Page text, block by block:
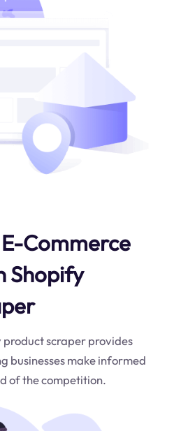
Commerce
Shopify
product scraper provides
businesses make informed
of the competition.